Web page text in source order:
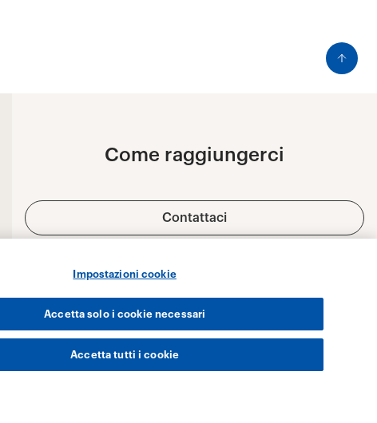
Impostazioni cookie
Accetta solo i cookie necessari
Accetta tutti i cookie